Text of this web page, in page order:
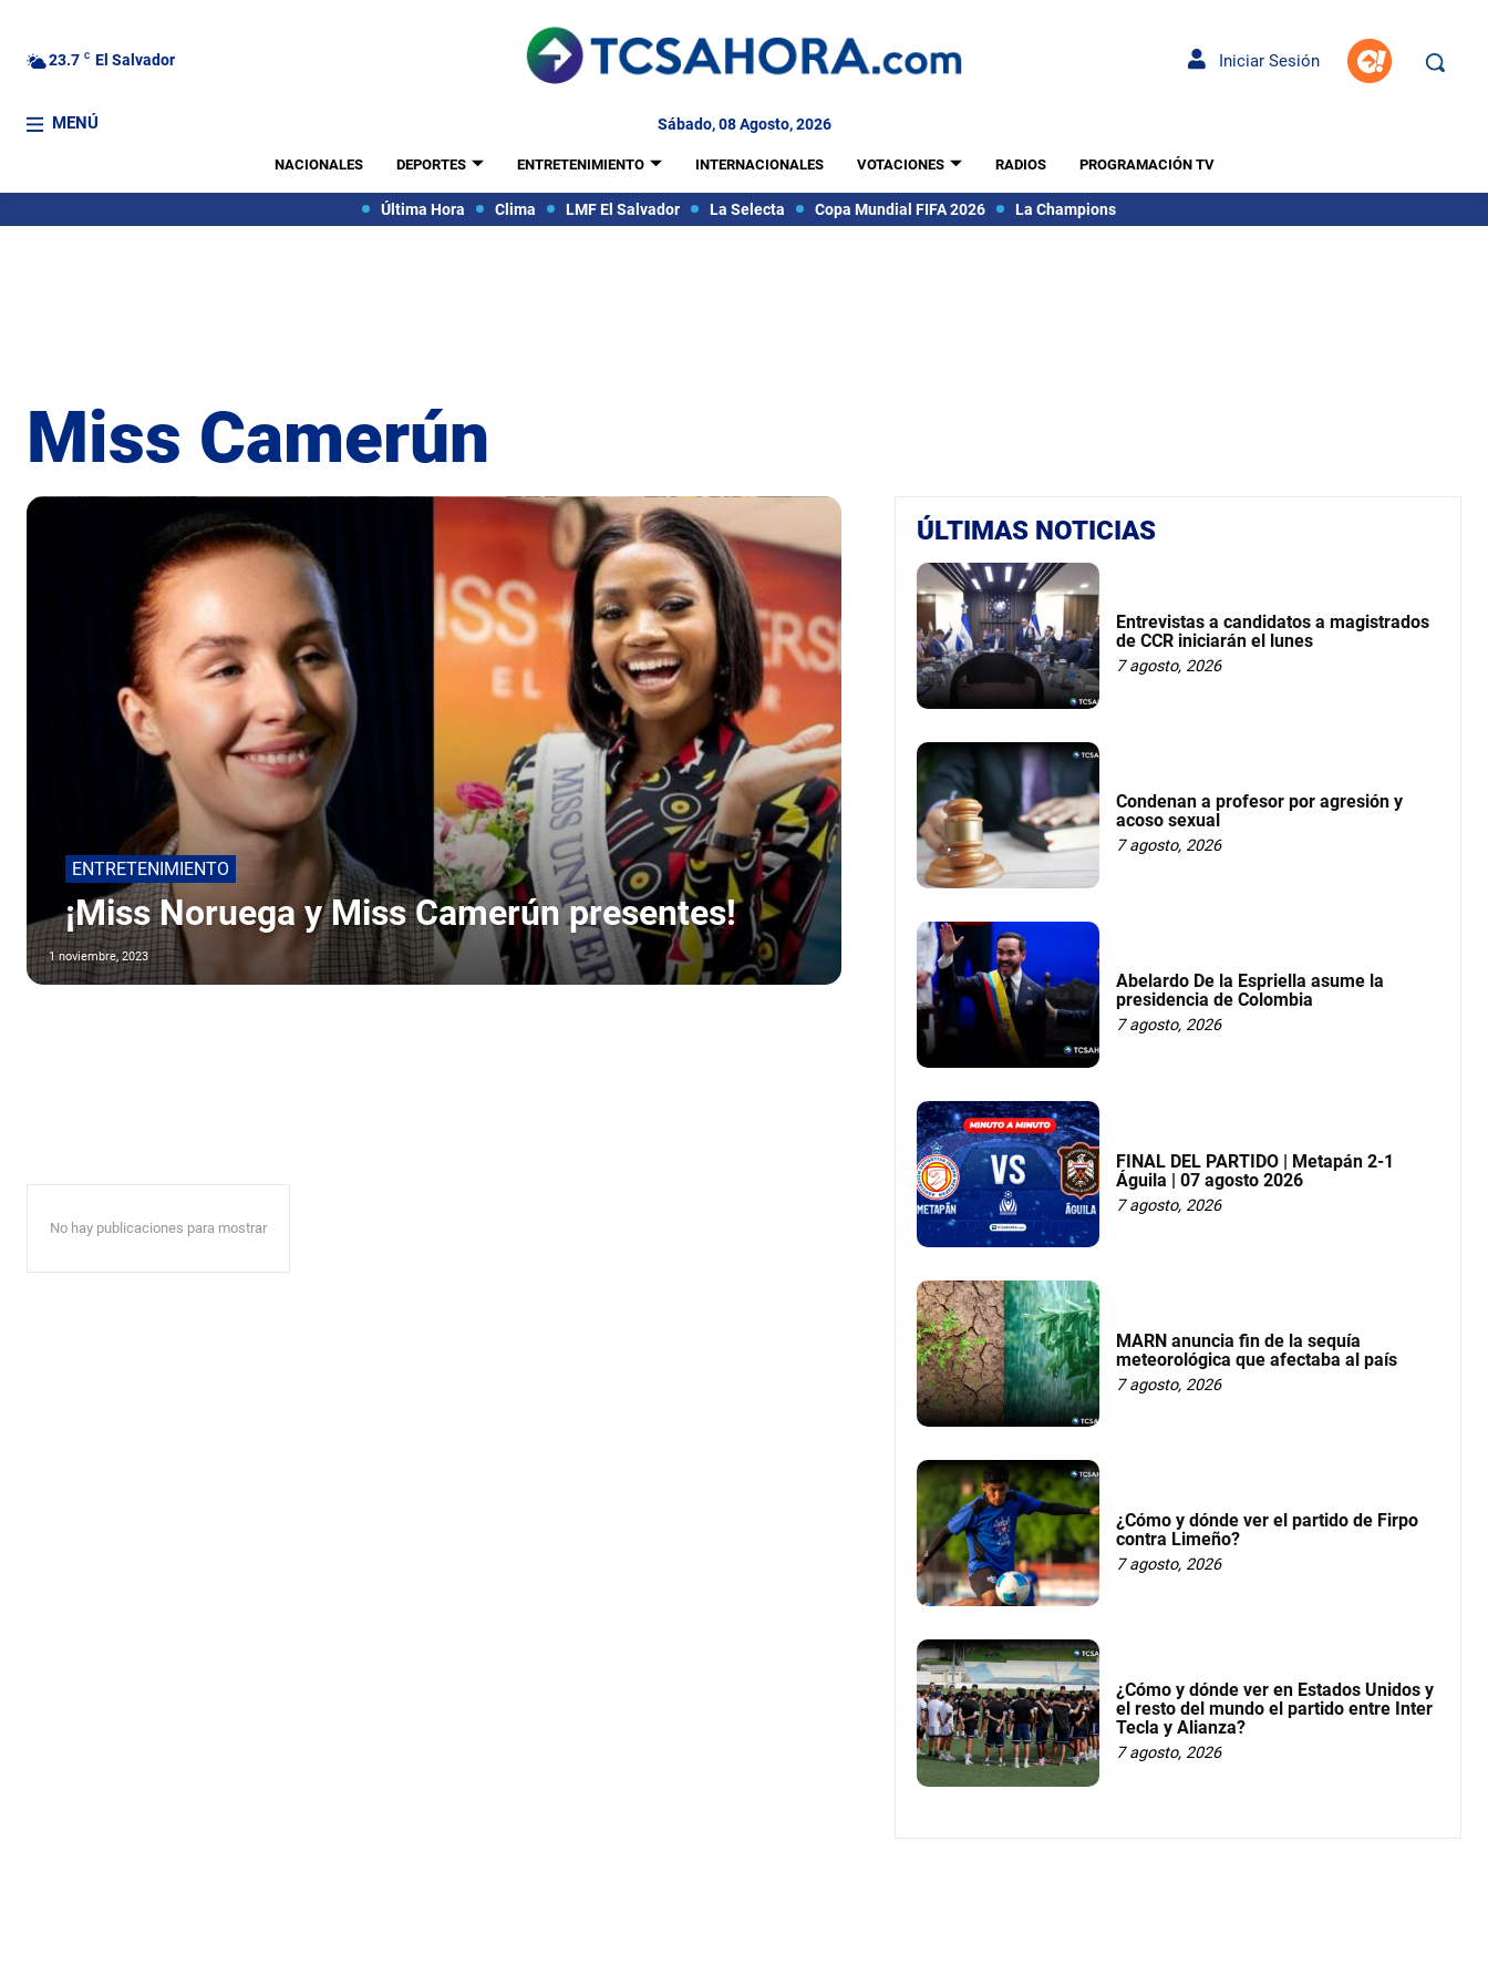
23.7 C El Salvador Iniciar Sesión
MENÚ Sábado, 08 Agosto, 2026
NACIONALES DEPORTES ENTRETENIMIENTO INTERNACIONALES VOTACIONES RADIOS PROGRAMACIÓN TV
Última Hora Clima LMF El Salvador La Selecta Copa Mundial FIFA 2026 La Champions
Miss Camerún
ENTRETENIMIENTO
¡Miss Noruega y Miss Camerún presentes!
1 noviembre, 2023
No hay publicaciones para mostrar
ÚLTIMAS NOTICIAS
Entrevistas a candidatos a magistrados
de CCR iniciarán el lunes
7 agosto, 2026
Condenan a profesor por agresión y
acoso sexual
7 agosto, 2026
Abelardo De la Espriella asume la
presidencia de Colombia
7 agosto, 2026
FINAL DEL PARTIDO | Metapán 2-1
Águila | 07 agosto 2026
7 agosto, 2026
MARN anuncia fin de la sequía
meteorológica que afectaba al país
7 agosto, 2026
¿Cómo y dónde ver el partido de Firpo
contra Limeño?
7 agosto, 2026
¿Cómo y dónde ver en Estados Unidos y
el resto del mundo el partido entre Inter
Tecla y Alianza?
7 agosto, 2026